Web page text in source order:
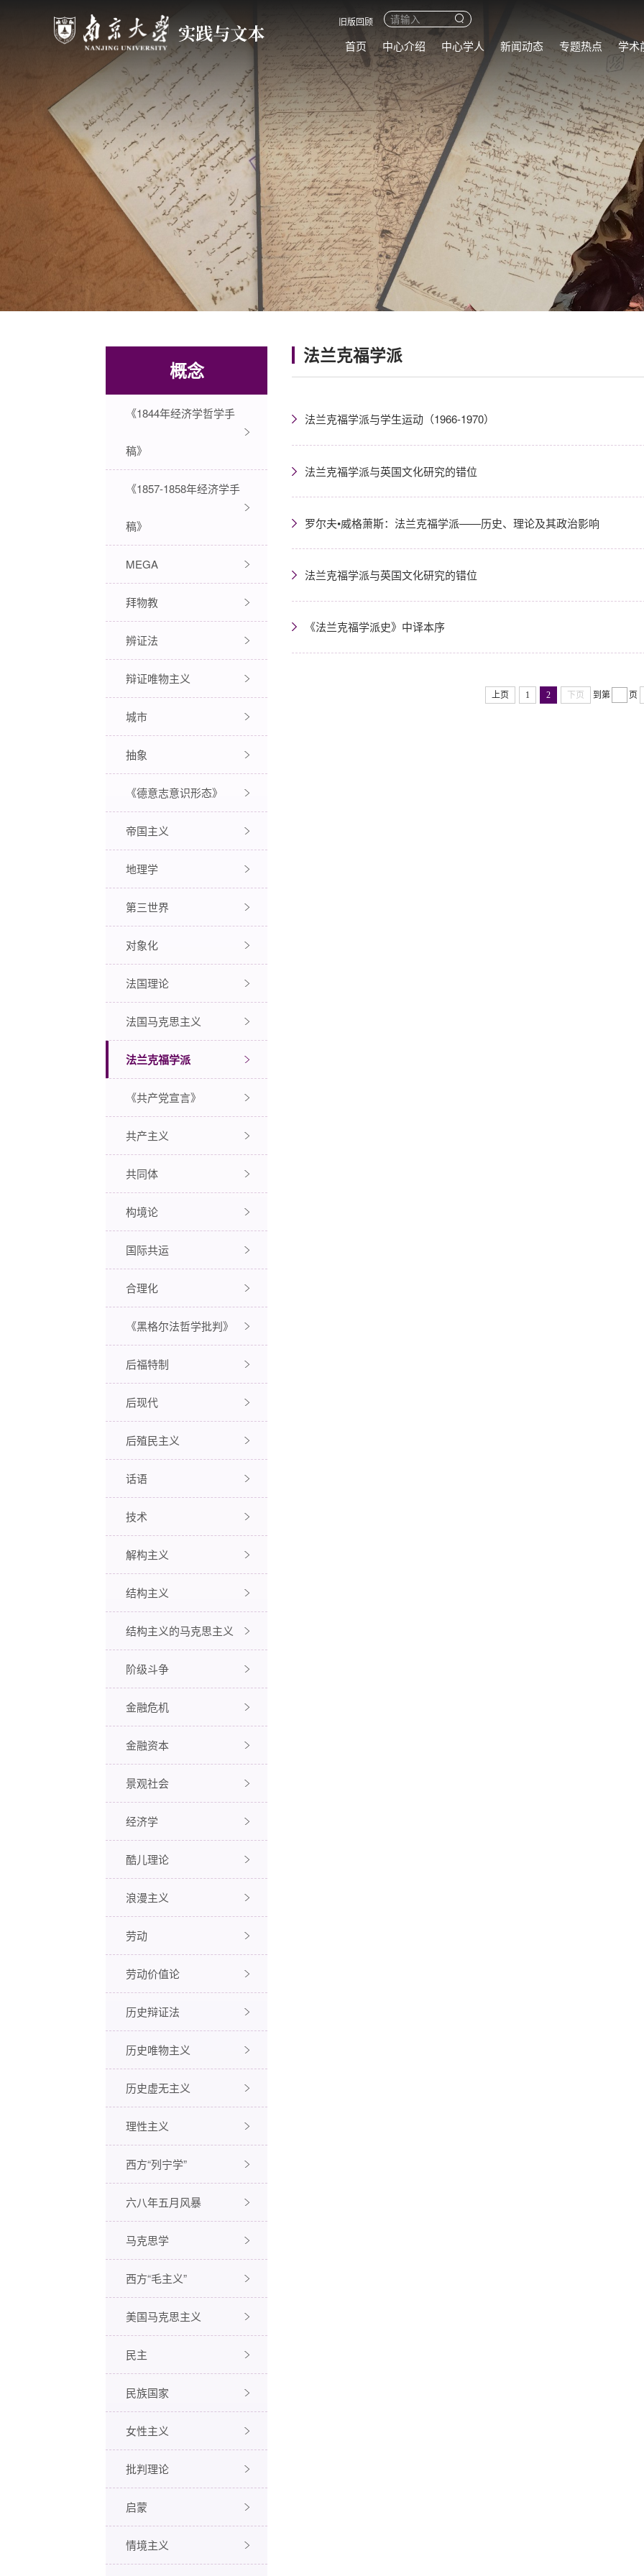
旧版回顾
首页 中心介绍 中心学人 新闻动态 专题热点 学术
概念
《1844年经济学哲学手
稿》
《1857-1858年经济学手
稿》
MEGA
拜物教
辨证法
辩证唯物主义
城市
抽象
《德意志意识形态》
帝国主义
地理学
第三世界
对象化
法国理论
法国马克思主义
法兰克福学派
《共产党宣言》
共产主义
共同体
构境论
国际共运
合理化
《黑格尔法哲学批判》
后福特制
后现代
后殖民主义
话语
技术
解构主义
结构主义
结构主义的马克思主义
阶级斗争
金融危机
金融资本
景观社会
经济学
酷儿理论
浪漫主义
劳动
劳动价值论
历史辩证法
历史唯物主义
历史虚无主义
理性主义
西方“列宁学”
六八年五月风暴
马克思学
西方“毛主义”
美国马克思主义
民主
民族国家
女性主义
批判理论
启蒙
情境主义
法兰克福学派
法兰克福学派与学生运动（1966-1970）
法兰克福学派与英国文化研究的错位
罗尔夫•威格萧斯：法兰克福学派——历史、理论及其政治影响
法兰克福学派与英国文化研究的错位
《法兰克福学派史》中译本序
上页 1 2 下页 到第 页